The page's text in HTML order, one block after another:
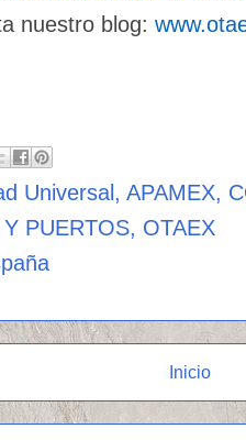
nuestro blog:
Universal , APAMEX,
PUERTOS, OTAEX
Inicio